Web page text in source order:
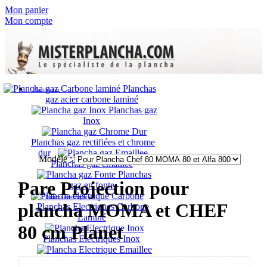
Mon panier
Mon compte
Plancha gaz
Planchas
gaz acier carbone laminé
Planchas gaz
Inox
Planchas gaz rectifiées et chrome
dur
Planchas gaz émaillée
Planchas
gaz en fonte
Plancha électrique
Planchas Electriques Carbone
Laminé
Planchas Electriques Inox
Modèle :
Pare Projection pour
plancha MOMA et CHEF
80 cm Planet